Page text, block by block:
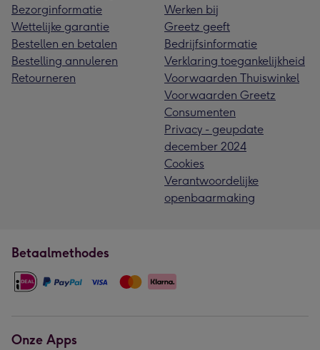
Bezorginformatie
Wettelijke garantie
Bestellen en betalen
Bestelling annuleren
Retourneren
Werken bij
Greetz geeft
Bedrijfsinformatie
Verklaring toegankelijkheid
Voorwaarden Thuiswinkel
Voorwaarden Greetz
Consumenten
Privacy - geupdate
december 2024
Cookies
Verantwoordelijke
openbaarmaking
Betaalmethodes
Onze Apps